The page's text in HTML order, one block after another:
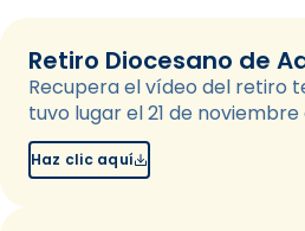
Retiro Diocesano de
Recupera el vídeo del retiro
tuvo lugar el 21 de noviembre
Haz clic aquí